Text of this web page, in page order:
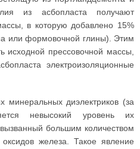
из асбопласта получают
в которую добавлено 15%
или формовочной глины). Этим
исходной прессовочной массы,
электроизоляционные
минеральных диэлектриков (за
невысокий уровень их
вызванный большим количеством
железа. Такое явление